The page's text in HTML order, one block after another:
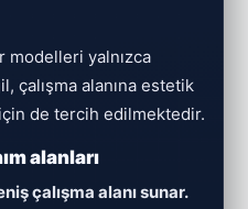
modelleri yalnızca
çalışma alanına estetik
de tercih edilmektedir.
alanları
çalışma alanı sunar.